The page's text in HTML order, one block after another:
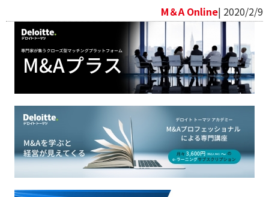
M＆A Online| 2020/2/9